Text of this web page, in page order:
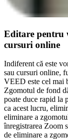
Editare pentru
cursuri online
Indiferent că este
sau cursuri online,
VEED este cel mai
Zgomotul de fond
poate duce rapid la
ca acest lucru,
eliminare a
înregistrarea Zoom
de eliminare a